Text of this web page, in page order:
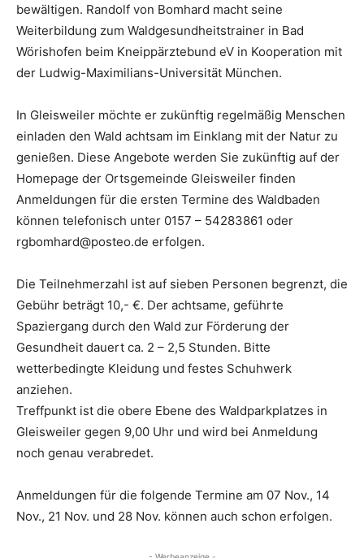
bewältigen. Randolf von Bomhard macht seine
Weiterbildung zum Waldgesundheitstrainer in Bad
Wörishofen beim Kneippärztebund eV in Kooperation mit
der Ludwig-Maximilians-Universität München.
In Gleisweiler möchte er zukünftig regelmäßig Menschen
einladen den Wald achtsam im Einklang mit der Natur zu
genießen. Diese Angebote werden Sie zukünftig auf der
Homepage der Ortsgemeinde Gleisweiler finden
Anmeldungen für die ersten Termine des Waldbaden
können telefonisch unter 0157 – 54283861 oder
rgbomhard@posteo.de erfolgen.
Die Teilnehmerzahl ist auf sieben Personen begrenzt, die
Gebühr beträgt 10,- €. Der achtsame, geführte
Spaziergang durch den Wald zur Förderung der
Gesundheit dauert ca. 2 – 2,5 Stunden. Bitte
wetterbedingte Kleidung und festes Schuhwerk
anziehen.
Treffpunkt ist die obere Ebene des Waldparkplatzes in
Gleisweiler gegen 9,00 Uhr und wird bei Anmeldung
noch genau verabredet.
Anmeldungen für die folgende Termine am 07 Nov., 14
Nov., 21 Nov. und 28 Nov. können auch schon erfolgen.